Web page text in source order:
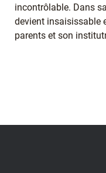
incontrôlable. Dans
devient insaisissable
parents et son